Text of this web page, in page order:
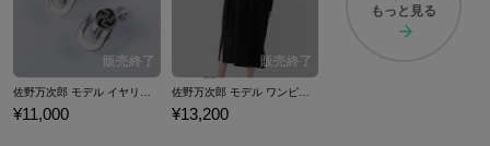
佐野万次郎 モデル イヤリング 東京リベンジャーズ
¥11,000
佐野万次郎 モデル ワンピース 東京リベンジャーズ
¥13,200
もっと見る